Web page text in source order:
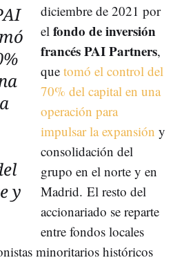
y
diciembre de 2021 por
el fondo de inversión
francés PAI Partners,
que tomó el control del
70% del capital en una
operación para
impulsar la expansión y
consolidación del
grupo en el norte y en
Madrid. El resto del
accionariado se reparte
entre fondos locales
minoritarios históricos